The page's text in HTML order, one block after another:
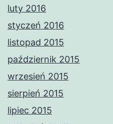
luty 2016
styczeń 2016
listopad 2015
październik 2015
wrzesień 2015
sierpień 2015
lipiec 2015